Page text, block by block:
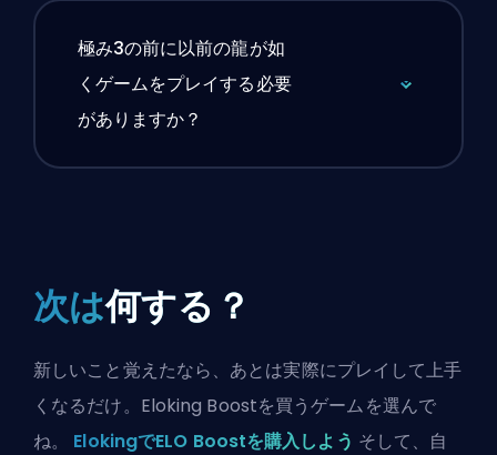
極み3の前に以前の龍が如
くゲームをプレイする必要
がありますか？
次は何する？
新しいこと覚えたなら、あとは実際にプレイして上手
くなるだけ。Eloking Boostを買うゲームを選んで
ね。 ElokingでELO Boostを購入しよう そして、自